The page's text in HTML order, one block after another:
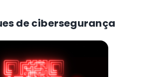
de cibersegurança